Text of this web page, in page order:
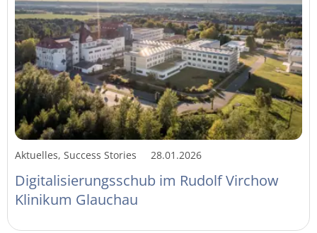
Aktuelles, Success Stories 28.01.2026
Digitalisierungsschub im Rudolf Virchow
Klinikum Glauchau